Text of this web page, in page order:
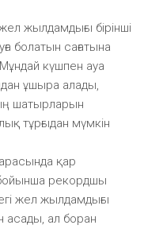
жылдамдығы бірінші
болатын сағатына
күшпен ауа
ұшыра алады,
шатырларын
тұрғыдан мүмкін
қар
рекордшы
жел жылдамдығы
асады, ал боран